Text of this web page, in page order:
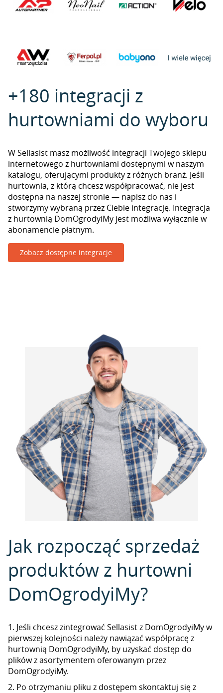
+180 integracji z
hurtowniami do wyboru
W Sellasist masz możliwość integracji Twojego sklepu
internetowego z hurtowniami dostępnymi w naszym
katalogu, oferującymi produkty z różnych branż. Jeśli
hurtownia, z którą chcesz współpracować, nie jest
dostępna na naszej stronie — napisz do nas i
stworzymy wybraną przez Ciebie integrację. Integracja
z hurtownią DomOgrodyiMy jest możliwa wyłącznie w
abonamencie płatnym.
Zobacz dostępne integracje
Jak rozpocząć sprzedaż
produktów z hurtowni
DomOgrodyiMy?
1. Jeśli chcesz zintegrować Sellasist z DomOgrodyiMy w
pierwszej kolejności należy nawiązać współpracę z
hurtownią DomOgrodyiMy, by uzyskać dostęp do
plików z asortymentem oferowanym przez
DomOgrodyiMy.
2. Po otrzymaniu pliku z dostępem skontaktuj się z